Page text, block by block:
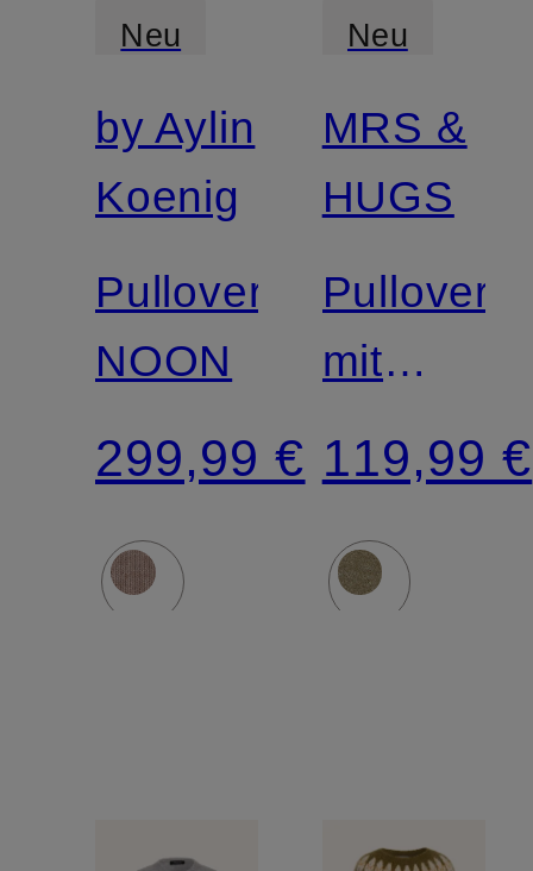
Neu
by Aylin
Koenig
Pullover
NOON
299,99 €
Neu
Zertifiziert
MRS &
HUGS
Pullover
mit
Mohair
119,99 €